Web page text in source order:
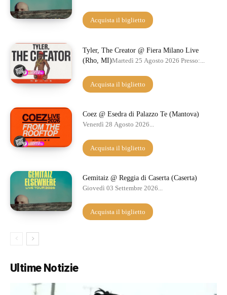
Acquista il biglietto
Tyler, The Creator @ Fiera Milano Live
(Rho, MI)Martedì 25 Agosto 2026 Presso:...
Acquista il biglietto
Coez @ Esedra di Palazzo Te (Mantova)
Venerdì 28 Agosto 2026...
Acquista il biglietto
Gemitaiz @ Reggia di Caserta (Caserta)
Giovedì 03 Settembre 2026...
Acquista il biglietto
Ultime Notizie